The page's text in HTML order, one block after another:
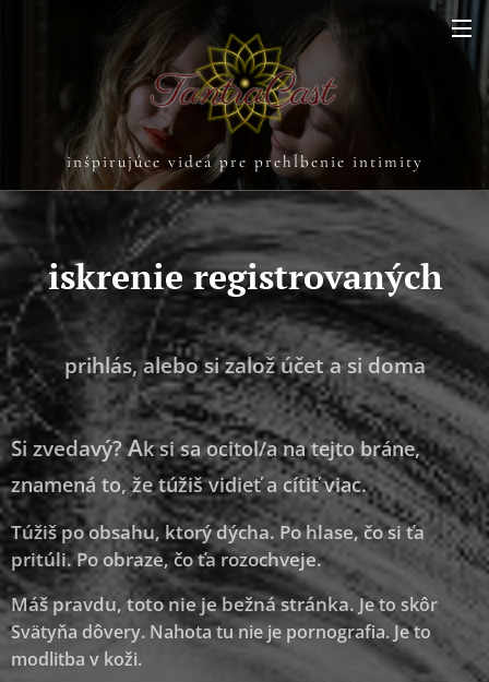
inšpirujúce videá pre prehĺbenie intimity
iskrenie registrovaných
prihlás, alebo si založ účet a si doma
Si zvedavý?Ak si sa ocitol/a na tejto bráne,
znamená to, že túžiš vidieť a cítiť viac.
Túžiš po obsahu, ktorý dýcha. Po hlase, čo si ťa
pritúli. Po obraze, čo ťa rozochveje.
Máš pravdu, toto nie je bežná stránka. Je to skôr
Svätyňa dôvery. Nahota tu nie je pornografia. Je to
modlitba v koži.